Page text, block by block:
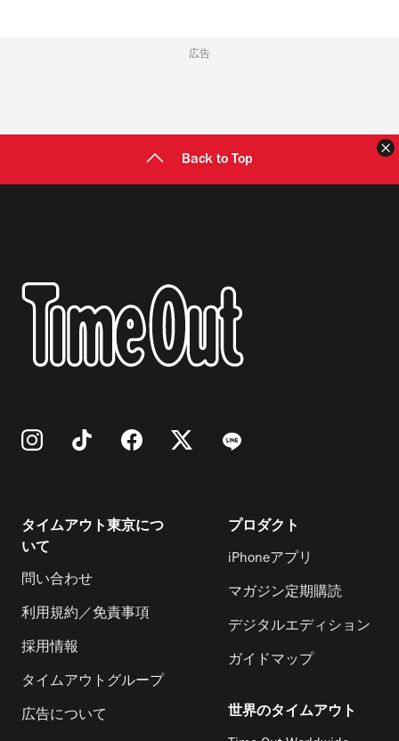
広告
Back to Top
タイムアウト東京につ
いて
問い合わせ
利用規約／免責事項
採用情報
タイムアウトグループ
広告について
プロダクト
iPhoneアプリ
マガジン定期購読
デジタルエディション
ガイドマップ
世界のタイムアウト